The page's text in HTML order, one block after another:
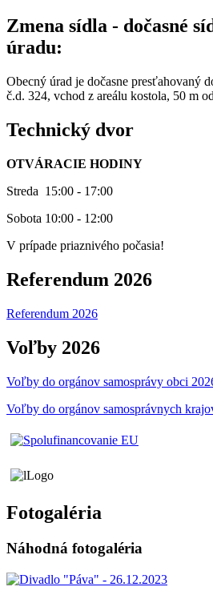
Zmena sídla - dočasné
úradu:
Obecný úrad je dočasne presťahovaný
č.d. 324, vchod z areálu kostola, 50 m
Technický dvor
OTVÁRACIE HODINY
Streda 15:00 - 17:00
Sobota 10:00 - 12:00
V prípade priaznivého počasia!
Referendum 2026
Referendum 2026
Voľby 2026
Voľby do orgánov samosprávy obci
Voľby do orgánov samosprávnych
Fotogaléria
Náhodná fotogaléria